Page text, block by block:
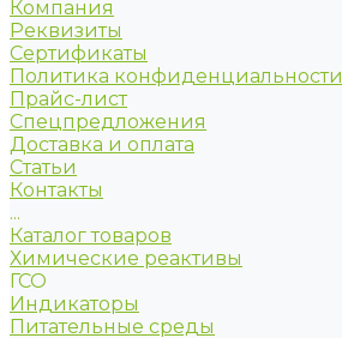
Компания
Реквизиты
Сертификаты
Политика конфиденциальности
Прайс-лист
Спецпредложения
Доставка и оплата
Статьи
Контакты
...
Каталог товаров
Химические реактивы
ГСО
Индикаторы
Питательные среды